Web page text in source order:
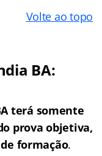
Volte ao topo
BA:
terá somente
prova objetiva,
formação.